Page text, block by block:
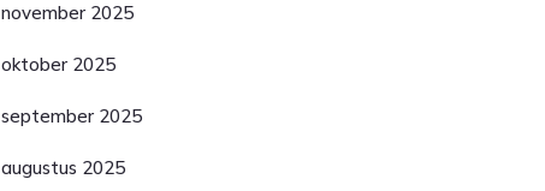
november 2025
oktober 2025
september 2025
augustus 2025